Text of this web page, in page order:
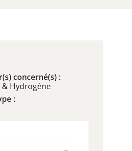
concerné(s) :
& Hydrogène
: